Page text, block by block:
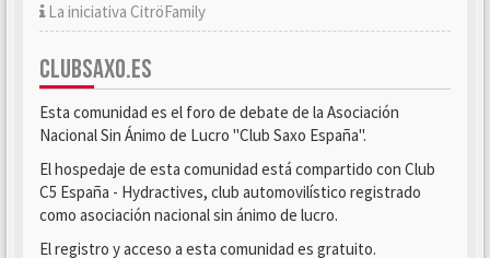
La iniciativa CitröFamily
CLUBSAXO.ES
Esta comunidad es el foro de debate de la Asociación
Nacional Sin Ánimo de Lucro "Club Saxo España".
El hospedaje de esta comunidad está compartido con Club
C5 España - Hydractives, club automovilístico registrado
como asociación nacional sin ánimo de lucro.
El registro y acceso a esta comunidad es gratuito.